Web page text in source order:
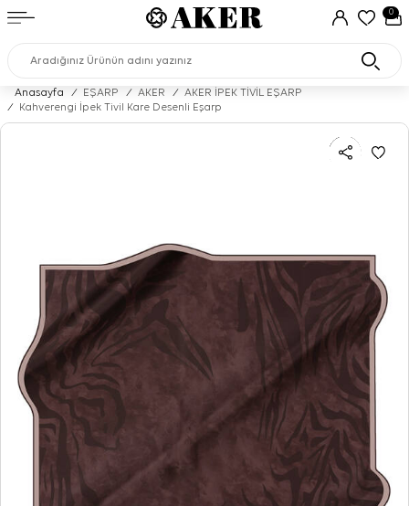
0
Anasayfa / EŞARP / AKER /
AKER İPEK TİVİL EŞARP
/
Kahverengi İpek Tivil Kare Desenli Eşarp